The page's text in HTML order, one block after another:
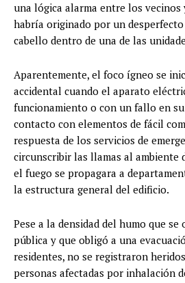
una lógica alarma entre los vecinos
habría originado por un desperfecto
cabello dentro de una de las
Aparentemente, el foco ígneo se
accidental cuando el aparato
funcionamiento o con un fallo en
contacto con elementos de fácil
respuesta de los servicios de
circunscribir las llamas al ambiente
el fuego se propagara a
la estructura general del edificio.
Pese a la densidad del humo que se
pública y que obligó a una
residentes, no se registraron
personas afectadas por inhalación